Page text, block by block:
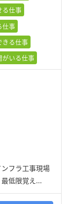
る仕事
仕事
きる仕事
いる仕事
ラ工事現場
低限覚え...